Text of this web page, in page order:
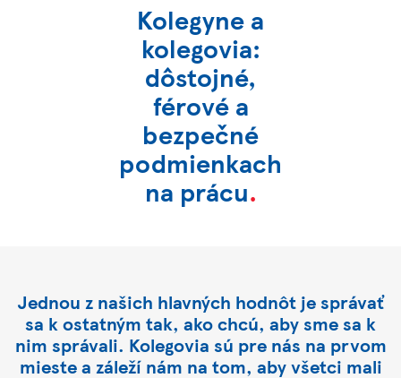
Kolegyne a
kolegovia:
dôstojné,
férové a
bezpečné
podmienkach
na prácu.
Jednou z našich hlavných hodnôt je správať
sa k ostatným tak, ako chcú, aby sme sa k
nim správali. Kolegovia sú pre nás na prvom
mieste a záleží nám na tom, aby všetci mali